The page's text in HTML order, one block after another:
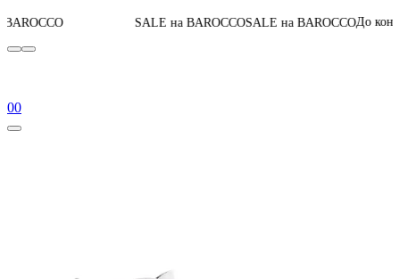
SALE на BAROCCOSALE на BAROCCOДо конца акции07 :14:
00